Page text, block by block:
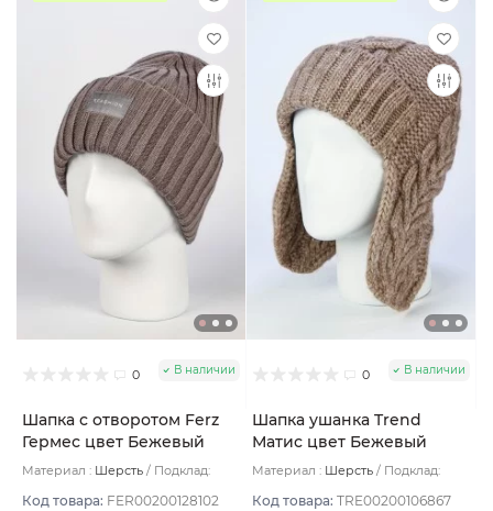
0 В наличии
Шапка с отворотом Ferz
Гермес цвет Бежевый
тёмный
Материал : Шерсть
Подклад:
Код товара: FER00200128102
0 В наличии
Шапка ушанка Trend
Матис цвет Бежевый
размер 56-58
Материал : Шерсть
Подклад:
Код товара: TRE00200106867